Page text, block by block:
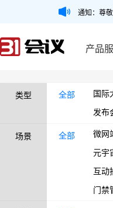
通知：尊
产品
类型 全部 国际
发布
场景 全部 微网
元宇
互动
门禁